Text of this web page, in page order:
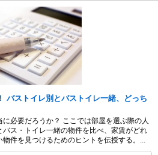
バストイレ別とバストイレ一緒、どっち
必要だろうか？ ここでは部屋を選ぶ際の人
ス・トイレ一緒の物件を比べ、家賃がどれ
件を見つけるためのヒントを伝授する。...